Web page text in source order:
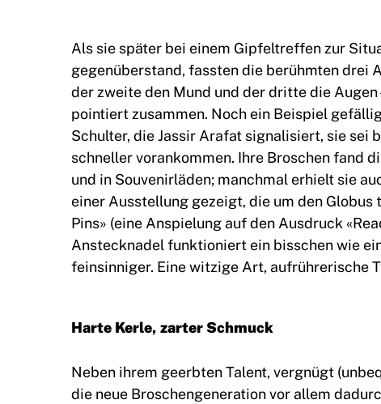
Als sie später bei einem Gipfeltreffen zur
gegenüberstand, fassten die berühmten drei
der zweite den Mund und der dritte die
pointiert zusammen. Noch ein Beispiel
Schulter, die Jassir Arafat signalisiert, sie sei
schneller vorankommen. Ihre Broschen fand
und in Souvenirläden; manchmal erhielt sie
einer Ausstellung gezeigt, die um den Globus
Pins» (eine Anspielung auf den Ausdruck
Anstecknadel funktioniert ein bisschen wie
feinsinniger. Eine witzige Art, aufrührerische
Harte Kerle, zarter Schmuck
Neben ihrem geerbten Talent, vergnügt
die neue Broschengeneration vor allem